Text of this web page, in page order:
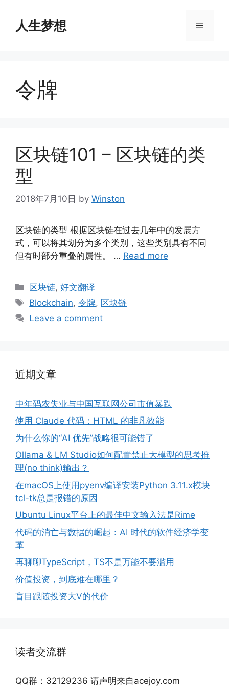
content人生梦想 Menu
令牌
区块链101 – 区块链的类
型
2018年7月10日 by Winston
区块链的类型 根据区块链在过去几年中的发展方
式，可以将其划分为多个类别，这些类别具有不同
但有时部分重叠的属性。 … Read more
Categories
区块链,好文翻译
Tags
Blockchain,令牌, 区块链
Leave a comment
近期文章
中年码农失业与中国互联网公司市值暴跌
使用 Claude 代码：HTML 的非凡效能
为什么你的“AI 优先”战略很可能错了
Ollama & LM Studio如何配置禁止大模型的思考推
理(no think)输出？
在macOS上使用pyenv编译安装Python 3.11.x模块
tcl-tk总是报错的原因
Ubuntu Linux平台上的最佳中文输入法是Rime
代码的消亡与数据的崛起：AI 时代的软件经济学变
革
再聊聊TypeScript，TS不是万能不要滥用
价值投资，到底难在哪里？
盲目跟随投资大V的代价
读者交流群
QQ群：32129236 请声明来自acejoy.com